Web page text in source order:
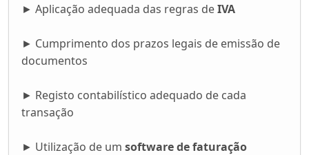
► Aplicação adequada das regras deIVA
► Cumprimento dos prazos legais de emissão de
documentos
► Registo contabilístico adequado de cada
transação
► Utilização de um software de faturação